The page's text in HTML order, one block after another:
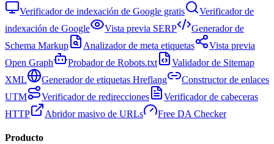
Verificador de indexación de Google gratis
Verificador de
indexación de Google
Vista previa SERP
Generador de
Schema Markup
Analizador de meta etiquetas
Vista previa
Open Graph
Probador de Robots.txt
Validador de Sitemap
XML
Generador de etiquetas Hreflang
Constructor de enlaces
UTM
Verificador de redirecciones
Verificador de cabeceras
HTTP
Abridor masivo de URLs Free DA Checker
Producto